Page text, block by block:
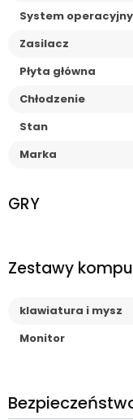
System operacyjny
Zasilacz
Płyta główna
Chłodzenie
Stan
Marka
GRY
Zestawy
klawiatura i mysz
Monitor